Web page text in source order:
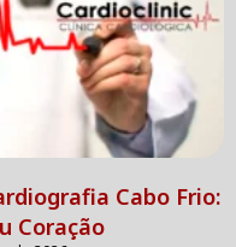
Cabo Frio:
Coração